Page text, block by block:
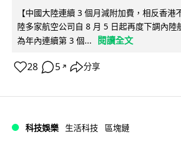
【中國大陸連續 3 個月減附加費，相反香港
陸多家航空公司自 8 月 5 日起再度下調內陸
為年內連續第 3 個...
閱讀全文
28 5 ↗ 分享
科技娛樂 生活科技 區塊鏈